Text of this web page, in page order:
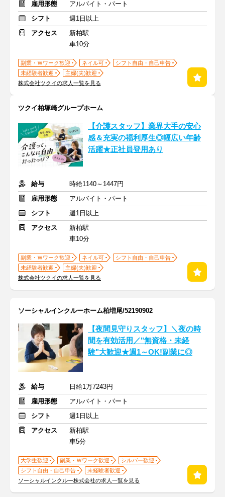
雇用形態
アルバイト・パート
シフト
週1日以上
アクセス
新柏駅
車10分
副業・Ｗワーク歓迎 ネイル可
シフト自由・自己申告
未経験者歓迎
主婦(夫)歓迎
株式会社ツクイの求人一覧を見る
ツクイ柏塚崎グループホーム
【介護スタッフ】業界大手の安心
感＆充実の福利厚生◎幅広い年齢
活躍★正社員登用あり
給与
時給1140～1447円
雇用形態
アルバイト・パート
シフト
週1日以上
アクセス
新柏駅
車10分
副業・Ｗワーク歓迎 ネイル可
シフト自由・自己申告
未経験者歓迎
主婦(夫)歓迎
株式会社ツクイの求人一覧を見る
ソーシャルインクルーホーム柏増尾/52190902
【夜間見守りスタッフ】＼夜の時
間を有効活用／"無資格・未経
験"大歓迎★週1～OK!副業に◎
給与
日給1万7243円
雇用形態
アルバイト・パート
シフト
週1日以上
アクセス
新柏駅
車5分
大学生歓迎 副業・Ｗワーク歓迎
シルバー歓迎
シフト自由・自己申告
未経験者歓迎
ソーシャルインクルー株式会社の求人一覧を見る